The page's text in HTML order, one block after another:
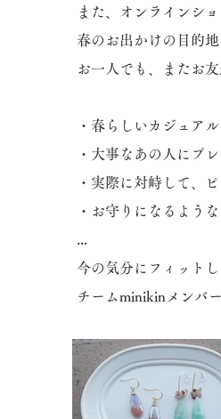
また、オンラインシ
春のお出かけの目的
お一人でも、またお
・春らしいカジュア
・大事なあの人にプ
・実際に対峙して、
・お守りになるよう
...
今の気分にフィット
チームminikinメンバ